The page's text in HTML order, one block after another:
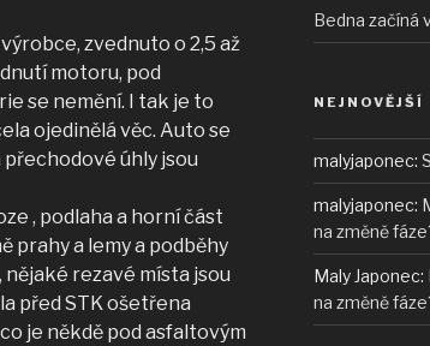
zvednuto o 2,5 až
motoru, pod
se nemění. I tak je to
ojedinělá věc. Auto se
úhly jsou
, podlaha a horní část
prahy a lemy a podběhy
rezavé místa jsou
před STK ošetřena
je někdě pod asfaltovým
Bedna začíná
malyjaponec:
malyjaponec:
na změně
Maly Japonec:
na změně